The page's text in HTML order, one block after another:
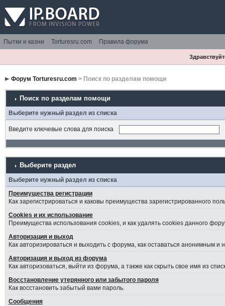
Пытки и казни Torturesru.com Правила форума
Форум Torturesru.com > Поиск по разделам помощи
Поиск по разделам помощи
Выберите нужный раздел из списка
Введите ключевые слова для поиска
Выберите раздел
Выберите нужный раздел из списка
Преимущества регистрации
Как зарегистрироваться и каковы преимущества зарегистрированного
Cookies и их использование
Преимущества использования cookies, и как удалять cookies данного
Авторизация и выход
Как авторизироваться и выходить с форума, как оставаться анонимным
Авторизация и выход из форума
Как авторизоваться, выйти из форума, а также как скрыть свое имя из
Восстановление утерянного или забытого пароля
Как восстановить забытый вами пароль.
Сообщения